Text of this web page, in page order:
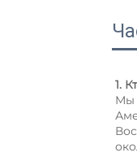
1.
Мы